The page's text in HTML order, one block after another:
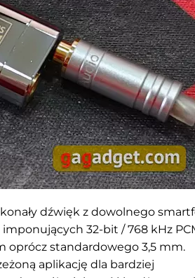
dźwięk z dowolnego
32-bit / 768 kHz
oprócz standardowego 3,5 mm.
aplikację dla bardziej